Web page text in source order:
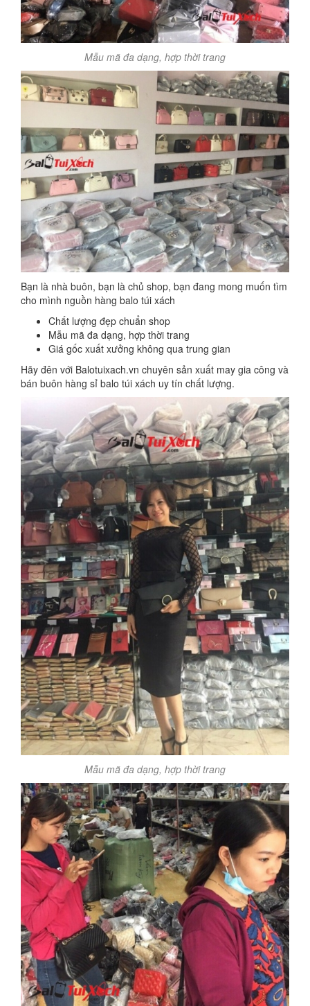
Mẫu mã đa dạng, hợp thời trang
Bạn là nhà buôn, bạn là chủ shop, bạn đang mong muốn tìm
cho mình nguồn hàng balo túi xách
Chất lượng đẹp chuẩn shop
Mẫu mã đa dạng, hợp thời trang
Giá gốc xuất xưởng không qua trung gian
Hãy đên với Balotuixach.vn chuyên sản xuất may gia công và
bán buôn hàng sỉ balo túi xách uy tín chất lượng.
Mẫu mã đa dạng, hợp thời trang